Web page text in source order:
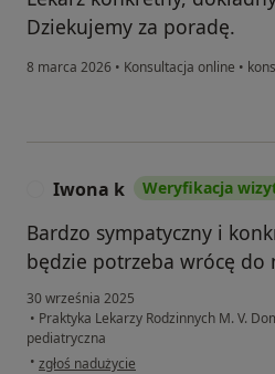
Dziekujemy za poradę.
8 marca 2026 • Konsultacja online •
Iwona k Weryfikacja
Bardzo sympatyczny i
będzie potrzeba wrócę do
30 września 2025
• Praktyka Lekarzy Rodzinnych M. V.
pediatryczna
• w opinii użytkownika Iwona k
zgłoś nadużycie